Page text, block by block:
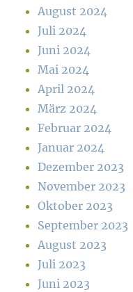
August 2024
Juli 2024
Juni 2024
Mai 2024
April 2024
März 2024
Februar 2024
Januar 2024
Dezember 2023
November 2023
Oktober 2023
September 2023
August 2023
Juli 2023
Juni 2023